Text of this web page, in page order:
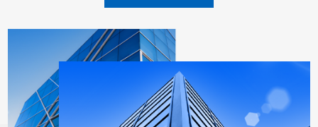
学、制药、食品、饮料、日用化工、化妆品及轻工化工、在国内
有着良好的商业信誉。 目前，上海领德仪器有限公司已经成
为数十家国外在中国、华东地区、上海地区的总代理，主要代理
品牌如下： 1.海尔HAIER医用科研产品-86度超低温保存
箱、-60度低温保存箱、-40度低温保存箱、-25度低温保存箱、2-
8度药品保存箱、4度血液保存箱、冷链监控系统/大规模冰箱监控